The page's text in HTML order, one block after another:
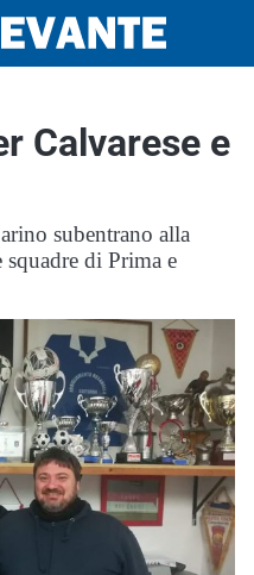
Calvarese e
subentrano alla
di Prima e